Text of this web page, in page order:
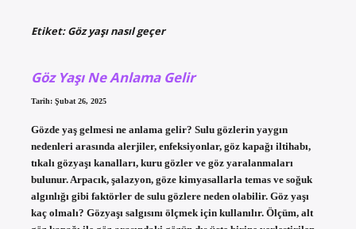
Etiket:Göz yaşı nasıl geçer
Göz Yaşı Ne Anlama Gelir
Tarih: Şubat 26, 2025
Gözde yaş gelmesi ne anlama gelir? Sulu gözlerin yaygın
nedenleri arasında alerjiler, enfeksiyonlar, göz kapağı iltihabı,
tıkalı gözyaşı kanalları, kuru gözler ve göz yaralanmaları
bulunur. Arpacık, şalazyon, göze kimyasallarla temas ve soğuk
algınlığı gibi faktörler de sulu gözlere neden olabilir. Göz yaşı
kaç olmalı? Gözyaşı salgısını ölçmek için kullanılır. Ölçüm, alt